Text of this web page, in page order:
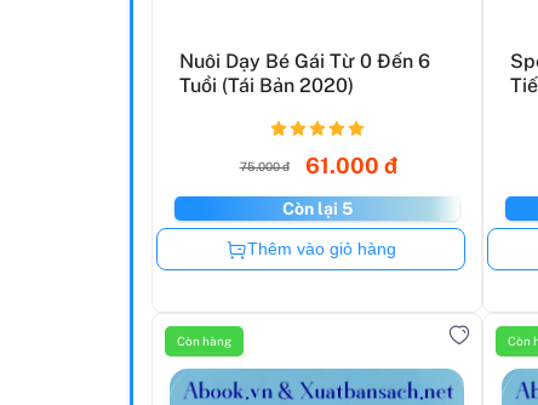
Nuôi Dạy Bé Gái Từ 0 Đến 6
Tuổi (Tái Bản 2020)
75.000 đ 61.000 đ
Còn lại 5
Còn hàng
Thêm vào giỏ hàng
Còn hàng Còn